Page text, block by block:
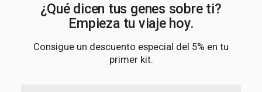
¿Qué dicen tus genes sobre ti?
Empieza tu viaje hoy.
Consigue un descuento especial del 5% en tu
primer kit.